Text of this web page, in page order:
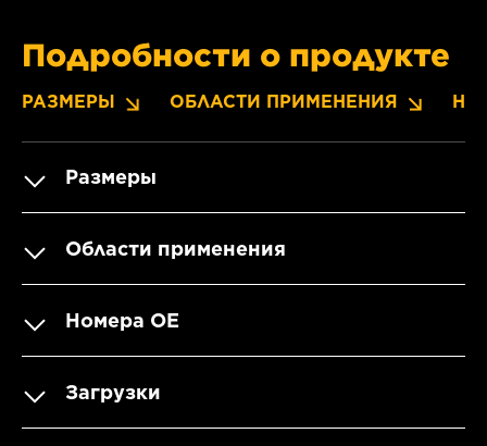
Подробности о продукте
РАЗМЕРЫ ОБЛАСТИ ПРИМЕНЕНИЯ
Размеры
Области применения
Номера OE
Загрузки